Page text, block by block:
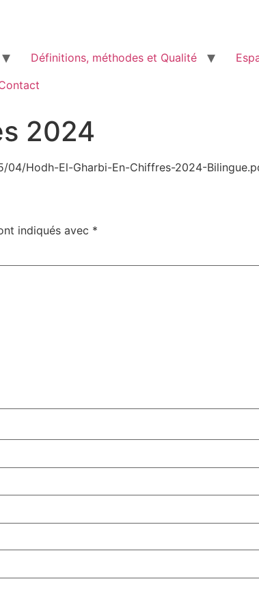
Définitions, méthodes et Qualité
2024
Hodh-El-Gharbi-En-Chiffres-2024-
indiqués avec *